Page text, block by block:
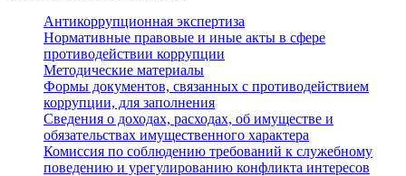
Антикоррупционная экспертиза
Нормативные правовые и иные акты в сфере
противодействии коррупции
Методические материалы
Формы документов, связанных с противодействием
коррупции, для заполнения
Сведения о доходах, расходах, об имуществе и
обязательствах имущественного характера
Комиссия по соблюдению требований к служебному
поведению и урегулированию конфликта интересов